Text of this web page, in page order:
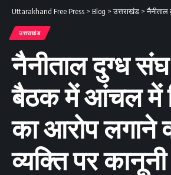
Uttarakhand Free Press > Blog >उत्तराखंड >नैनीताल दुग्ध संघ बोर्ड
उत्तराखंड
नैनीताल दुग्ध संघ
बैठक में आंचल में
का आरोप लगाने
व्यक्ति पर कानूनी